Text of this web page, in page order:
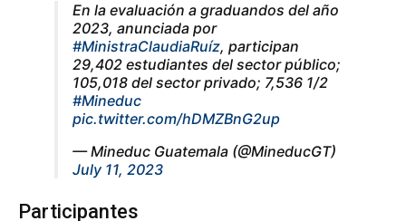
En la evaluación a graduandos del año
2023, anunciada por
#MinistraClaudiaRuíz, participan
29,402 estudiantes del sector público;
105,018 del sector privado; 7,536 1/2
#Mineduc
pic.twitter.com/hDMZBnG2up
— Mineduc Guatemala (@MineducGT)
July 11, 2023
Participantes